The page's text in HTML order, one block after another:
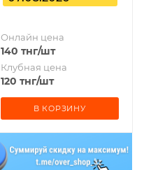
Онлайн цена
140 тнг/шт
Клубная цена
120 тнг/шт
В КОРЗИНУ